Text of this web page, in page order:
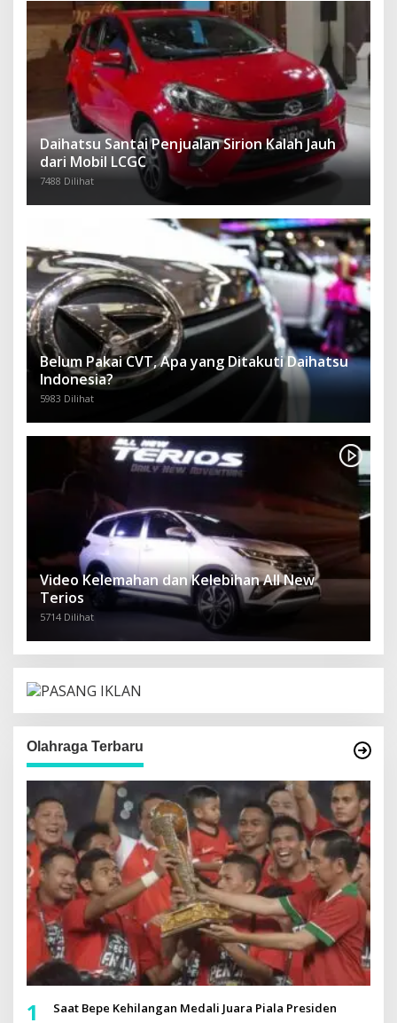
Daihatsu Santai Penjualan Sirion Kalah Jauh
dari Mobil LCGC
7488 Dilihat
Belum Pakai CVT, Apa yang Ditakuti Daihatsu
Indonesia?
5983 Dilihat
Video Kelemahan dan Kelebihan All New
Terios
5714 Dilihat
Olahraga Terbaru
1 Saat Bepe Kehilangan Medali Juara Piala Presiden